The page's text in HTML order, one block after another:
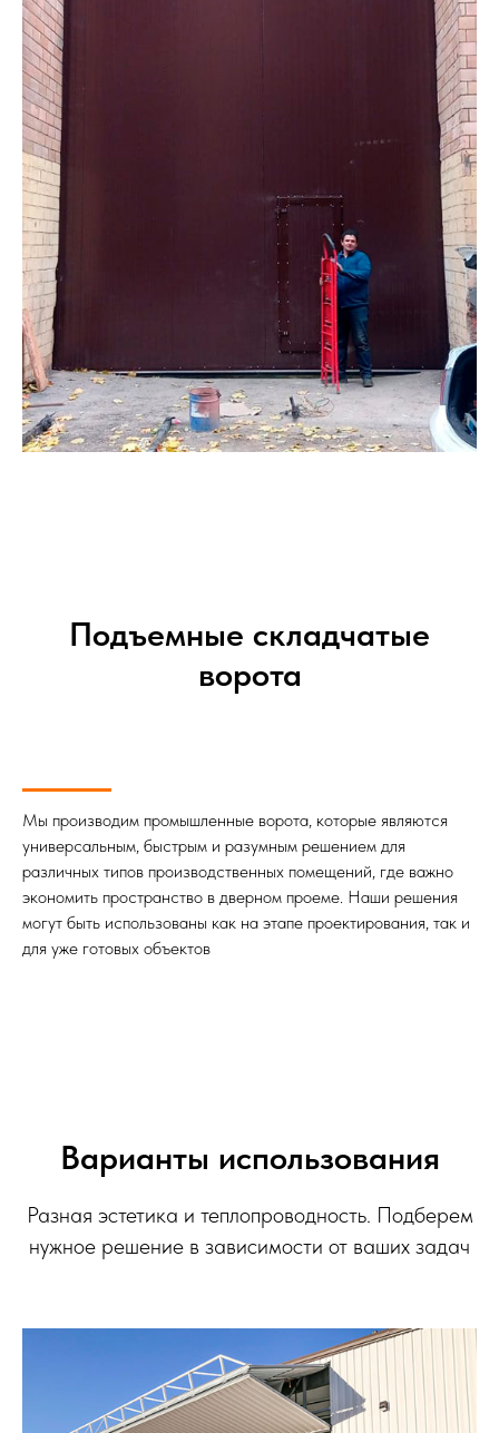
Подъемные складчатые
ворота
Мы производим промышленные ворота, которые являются
универсальным, быстрым и разумным решением для
различных типов производственных помещений, где важно
экономить пространство в дверном проеме. Наши решения
могут быть использованы как на этапе проектирования, так и
для уже готовых объектов
Варианты использования
Разная эстетика и теплопроводность. Подберем
нужное решение в зависимости от ваших задач